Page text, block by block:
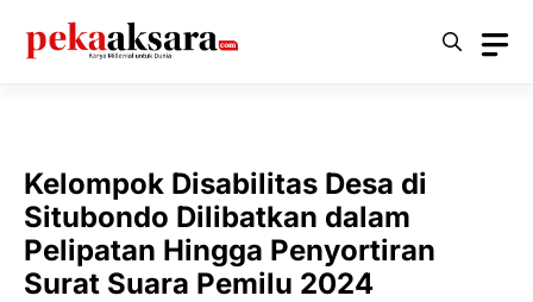
Kelompok Disabilitas Desa di
Situbondo Dilibatkan dalam
Pelipatan Hingga Penyortiran
Surat Suara Pemilu 2024